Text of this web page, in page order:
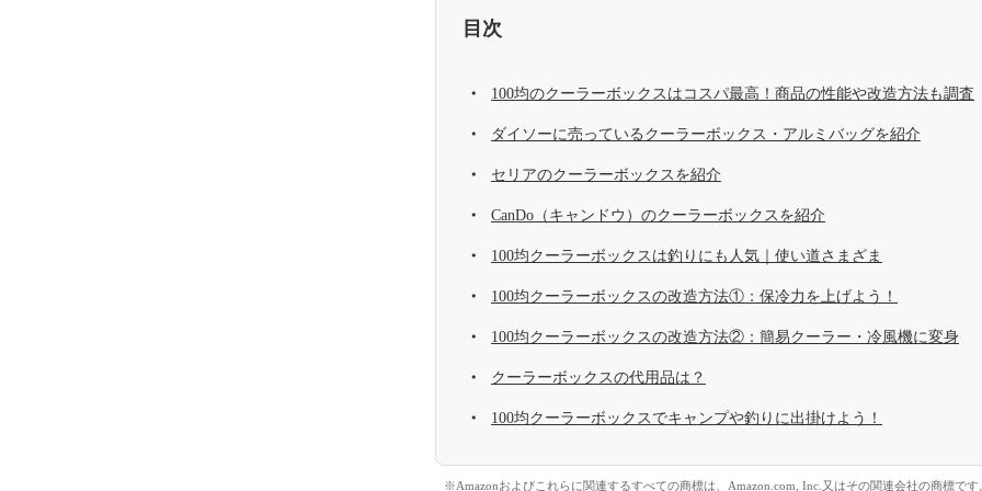
目次
100均のクーラーボックスはコスパ最高！商品の性能や改造方法も調査
ダイソーに売っているクーラーボックス・アルミバッグを紹介
セリアのクーラーボックスを紹介
CanDo（キャンドウ）のクーラーボックスを紹介
100均クーラーボックスは釣りにも人気｜使い道さまざま
100均クーラーボックスの改造方法①：保冷力を上げよう！
100均クーラーボックスの改造方法②：簡易クーラー・冷風機に変身
クーラーボックスの代用品は？
100均クーラーボックスでキャンプや釣りに出掛けよう！
※Amazonおよびこれらに関連するすべての商標は、Amazon.com, Inc.又はその関連会社の商標です